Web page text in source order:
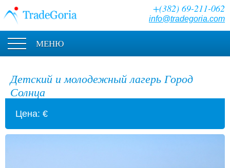
+(382) 69-211-062
info@tradegoria.com
МЕНЮ
Детский и молодежный лагерь Город
Солнца
Цена: €